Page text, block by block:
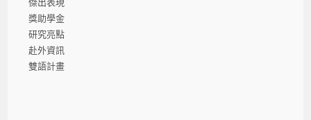
傑出表現
獎助學金
研究亮點
赴外資訊
雙語計畫